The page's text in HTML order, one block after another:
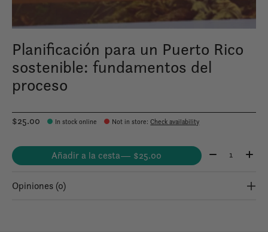
Planificación para un Puerto Rico
sostenible: fundamentos del
proceso
$25.00 In stock online Not in store:Check availability
Añadir a la cesta — $25.00 Cantidad:
Opiniones (0)